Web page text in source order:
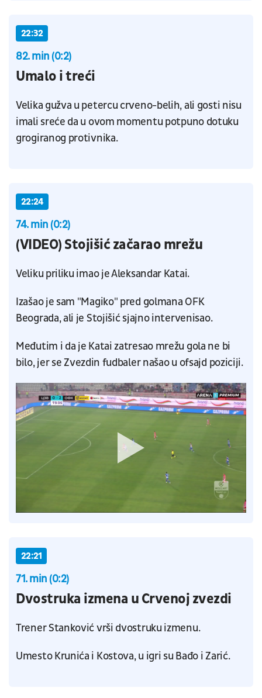
22:32
82. min (0:2)
Umalo i treći
Velika gužva u petercu crveno-belih, ali gosti nisu
imali sreće da u ovom momentu potpuno dotuku
grogiranog protivnika.
22:24
74. min (0:2)
(VIDEO) Stojišić začarao mrežu
Veliku priliku imao je Aleksandar Katai.
Izašao je sam "Magiko" pred golmana OFK
Beograda, ali je Stojišić sjajno intervenisao.
Međutim i da je Katai zatresao mrežu gola ne bi
bilo, jer se Zvezdin fudbaler našao u ofsajd poziciji.
22:21
71. min (0:2)
Dvostruka izmena u Crvenoj zvezdi
Trener Stanković vrši dvostruku izmenu.
Umesto Krunića i Kostova, u igri su Bađo i Zarić.